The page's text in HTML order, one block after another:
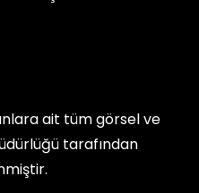
ait tüm görsel ve
tarafından